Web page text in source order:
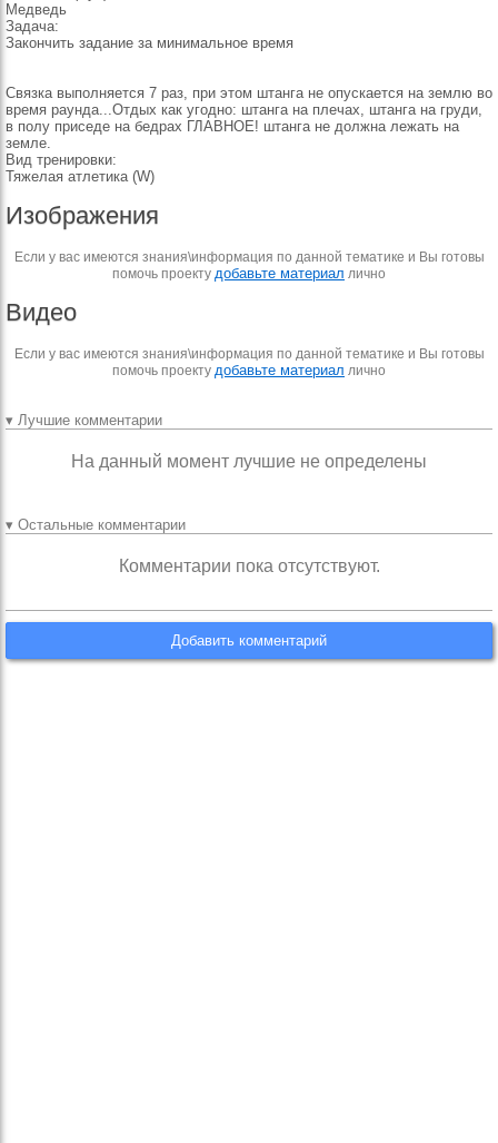
Медведь
Задача:
Закончить задание за минимальное время
Связка выполняется 7 раз, при этом штанга не опускается на землю во
время раунда...Отдых как угодно: штанга на плечах, штанга на груди,
в полу приседе на бедрах ГЛАВНОЕ! штанга не должна лежать на
земле.
Вид тренировки:
Тяжелая атлетика (W)
Изображения
Если у вас имеются знания\информация по данной тематике и Вы готовы
помочь проекту добавьте материал лично
Видео
Если у вас имеются знания\информация по данной тематике и Вы готовы
помочь проекту добавьте материал лично
▾ Лучшие комментарии
На данный момент лучшие не определены
▾ Остальные комментарии
Комментарии пока отсутствуют.
Добавить комментарий